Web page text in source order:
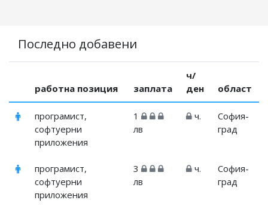
Последно добавени
работна позиция заплата
ч/
ден
област
програмист,
софтуерни
приложения
1
лв
ч.
София-
град
програмист,
софтуерни
приложения
3
лв
ч.
София-
град